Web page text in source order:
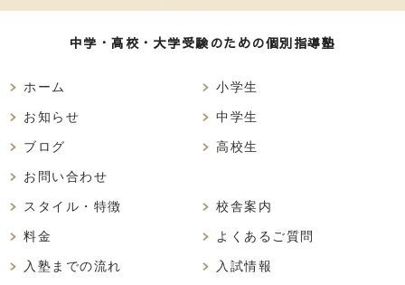
中学・高校・大学受験のための個別指導塾
ホーム
お知らせ
ブログ
お問い合わせ
小学生
中学生
高校生
スタイル・特徴
料金
入塾までの流れ
校舎案内
よくあるご質問
入試情報